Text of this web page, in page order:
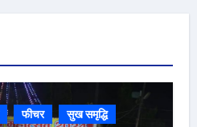
फीचर सुख समृद्धि